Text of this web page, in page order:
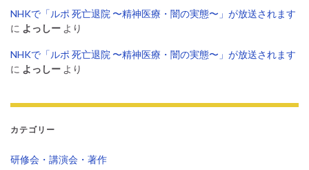
NHKで「ルポ 死亡退院 〜精神医療・闇の実態〜」が放送されます
に よっしー より
NHKで「ルポ 死亡退院 〜精神医療・闇の実態〜」が放送されます
に よっしー より
カテゴリー
研修会・講演会・著作